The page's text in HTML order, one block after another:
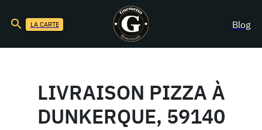
LA CARTE Blog
LIVRAISON PIZZA À
DUNKERQUE, 59140